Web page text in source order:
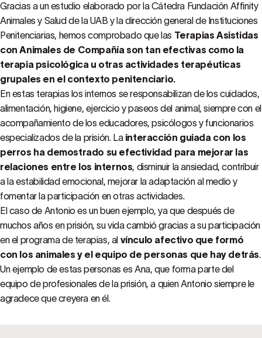
Gracias a un estudio elaborado por la Cátedra Fundación Affinity
Animales y Salud de la UAB y la dirección general de Instituciones
Penitenciarias, hemos comprobado que las Terapias Asistidas
con Animales de Compañía son tan efectivas como la
terapia psicológica u otras actividades terapéuticas
grupales en el contexto penitenciario.
En estas terapias los internos se responsabilizan de los cuidados,
alimentación, higiene, ejercicio y paseos del animal, siempre con el
acompañamiento de los educadores, psicólogos y funcionarios
especializados de la prisión. La interacción guiada con los
perros ha demostrado su efectividad para mejorar las
relaciones entre los internos, disminuir la ansiedad, contribuir
a la estabilidad emocional, mejorar la adaptación al medio y
fomentar la participación en otras actividades.
El caso de Antonio es un buen ejemplo, ya que después de
muchos años en prisión, su vida cambió gracias a su participación
en el programa de terapias, al vínculo afectivo que formó
con los animales y el equipo de personas que hay detrás.
Un ejemplo de estas personas es Ana, que forma parte del
equipo de profesionales de la prisión, a quien Antonio siempre le
agradece que creyera en él.